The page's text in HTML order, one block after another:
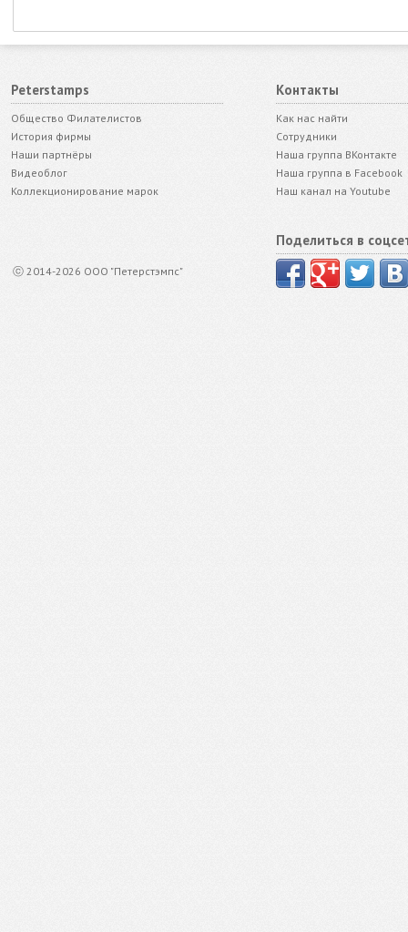
Peterstamps
Общество Филателистов
История фирмы
Наши партнёры
Видеоблог
Коллекционирование марок
ⓒ 2014-2026 ООО "Петерстэмпс"
Контакты
Как нас найти
Сотрудники
Наша группа ВКонтакте
Наша группа в Facebook
Наш канал на Youtube
Поделиться в